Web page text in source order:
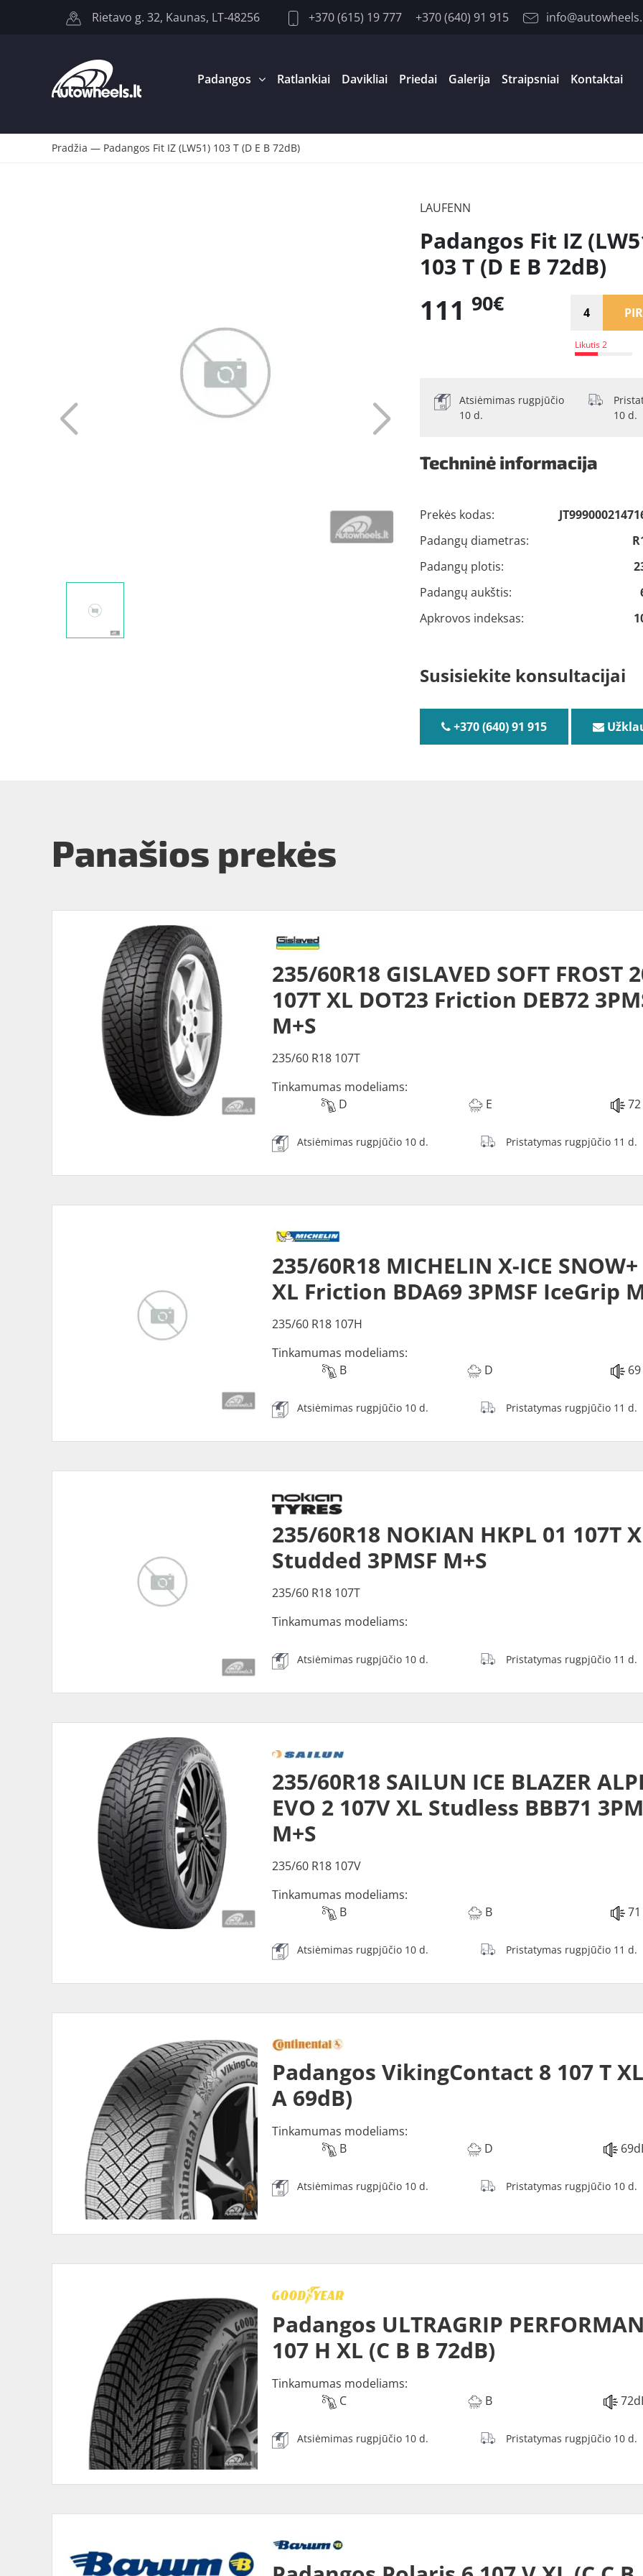
Rietavo g. 32, Kaunas, LT-48256 +370 (615) 19 777 +370 (640) 91 915
Padangos Ratlankiai Davikliai Priedai Galerija Straipsniai Kontaktai
Pradžia — Padangos Fit IZ (LW51) 103 T (D E B 72dB)
LAUFENN
Padangos Fit IZ
103 T (D E B 72dB)
Likutis 2
111 90€
Atsiėmimas rugpjūčio
10 d.
10 d.
Techninė informacija
Prekės kodas:
Padangų diametras:
Padangų plotis:
Padangų aukštis:
Apkrovos indeksas:
Susisiekite konsultacijai
+370 (640) 91 915
Panašios prekės
235/60R18 GISLAVED SOFT FROST
107T XL DOT23 Friction DEB72
M+S
235/60 R18 107T
Tinkamumas modeliams:
D
E 72
Atsiėmimas rugpjūčio 10 d. Pristatymas rugpjūčio 11 d.
235/60R18 MICHELIN X-ICE
XL Friction BDA69 3PMSF IceGrip
235/60 R18 107H
Tinkamumas modeliams:
B
D 69
Atsiėmimas rugpjūčio 10 d. Pristatymas rugpjūčio 11 d.
235/60R18 NOKIAN HKPL 01 107T
Studded 3PMSF M+S
235/60 R18 107T
Tinkamumas modeliams:
Atsiėmimas rugpjūčio 10 d. Pristatymas rugpjūčio 11 d.
235/60R18 SAILUN ICE BLAZER
EVO 2 107V XL Studless BBB71
M+S
235/60 R18 107V
Tinkamumas modeliams:
B
B 71
Atsiėmimas rugpjūčio 10 d. Pristatymas rugpjūčio 11 d.
Padangos VikingContact 8 107 T
A 69dB)
Tinkamumas modeliams:
B
D
Atsiėmimas rugpjūčio 10 d. Pristatymas rugpjūčio 10 d.
Padangos ULTRAGRIP
107 H XL (C B B 72dB)
Tinkamumas modeliams:
C
B
Atsiėmimas rugpjūčio 10 d. Pristatymas rugpjūčio 10 d.